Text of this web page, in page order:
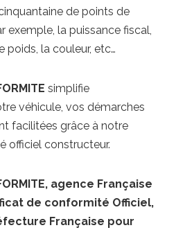
de points de
la puissance fiscal,
poids, la couleur, etc…
simplifie
véhicule, vos démarches
facilitées grâce à notre
officiel constructeur.
agence Française
de conformité Officiel,
Française pour